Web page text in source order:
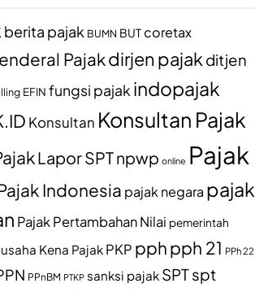
berita pajak BUMN BUT coretax
Pajakdirjen pajak ditjen
EFIN fungsi pajak indopajak
Konsultan Konsultan Pajak
Lapor SPTnpwp online Pajak
Indonesia pajak negara pajak
Pajak Pertambahan Nilai pemerintah
Kena Pajak PKP pphpph 21 PPh 22
PPnBM PTKP sanksi pajak SPTspt